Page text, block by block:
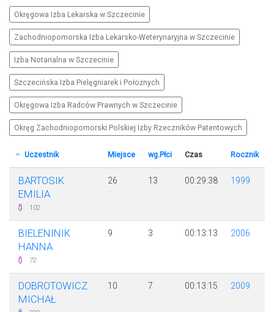
Okręgowa Izba Lekarska w Szczecinie
Zachodniopomorska Izba Lekarsko-Weterynaryjna w Szczecinie
Izba Notarialna w Szczecinie
Szczecińska Izba Pielęgniarek i Położnych
Okręgowa Izba Radców Prawnych w Szczecinie
Okręg Zachodniopomorski Polskiej Izby Rzeczników Patentowych
Uczestnik Miejsce wg.Płci Czas Rocznik
BARTOSIK
EMILIA
102
26 13 00:29:38 1999
BIELENINIK
HANNA
72
9 3 00:13:13 2006
DOBROTOWICZ
MICHAŁ
10 7 00:13:15 2009